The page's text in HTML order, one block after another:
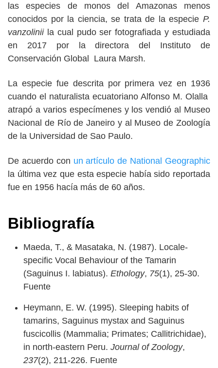
las especies de monos del Amazonas menos
conocidos por la ciencia, se trata de la especie P.
vanzoliniila cual pudo ser fotografiada y estudiada
en 2017 por la directora del Instituto de
Conservación Global Laura Marsh.
La especie fue descrita por primera vez en 1936
cuando el naturalista ecuatoriano Alfonso M. Olalla
atrapó a varios especímenes y los vendió al Museo
Nacional de Río de Janeiro y al Museo de Zoología
de la Universidad de Sao Paulo.
De acuerdo con un artículo de National Geographic
la última vez que esta especie había sido reportada
fue en 1956 hacía más de 60 años.
Bibliografía
Maeda, T., & Masataka, N. (1987). Locale‐
specific Vocal Behaviour of the Tamarin
(Saguinus I. labiatus). Ethology, 75(1), 25-30.
Fuente
Heymann, E. W. (1995). Sleeping habits of
tamarins, Saguinus mystax and Saguinus
fuscicollis (Mammalia; Primates; Callitrichidae),
in north‐eastern Peru. Journal of Zoology,
237(2), 211-226. Fuente